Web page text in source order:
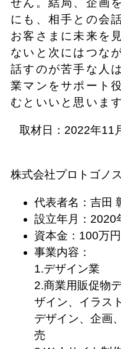
せん。結局、企画
にも、相手との会
お客さまに未来を
ないと次にはつな
話すのが苦手な人
業マンをサポート
むといいと思いま
取材日：2022年
株式会社プロトゴノス
代表者名：吉田
設立年月：2020
資本金：100万円
事業内容：
1.デザイン業
2.商業用販促物
ザイン、イラス
デザイン、企画
売